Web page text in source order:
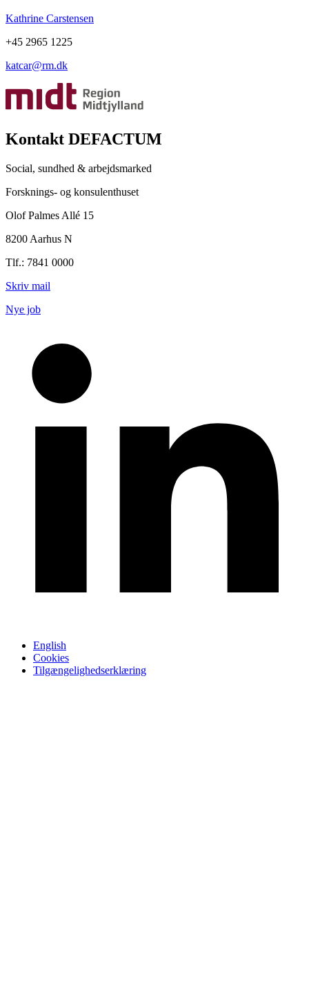
Kathrine Carstensen
+45 2965 1225
katcar@rm.dk
Kontakt DEFACTUM
Social, sundhed & arbejdsmarked
Forsknings- og konsulenthuset
Olof Palmes Allé 15
8200 Aarhus N
Tlf.: 7841 0000
Skriv mail
Nye job
English
Cookies
Tilgængelighedserklæring